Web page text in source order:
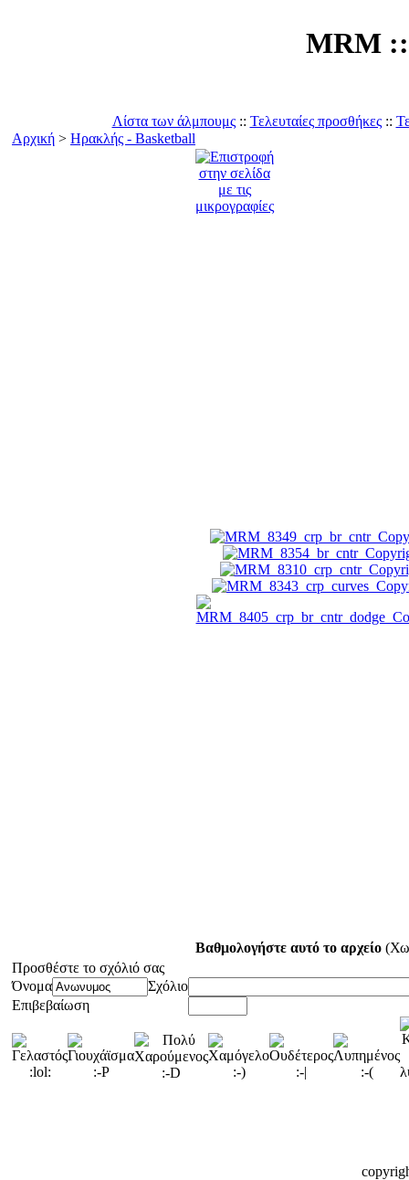
MRM
Λίστα των άλμπουμς:: Τελευταίες προσθήκες::
Αρχική > Ηρακλής - Basketball
Βαθμολογήστε αυτό το αρχείο
Προσθέστε το σχόλιό σας
Όνομα
Σχόλιο
Επιβεβαίωση